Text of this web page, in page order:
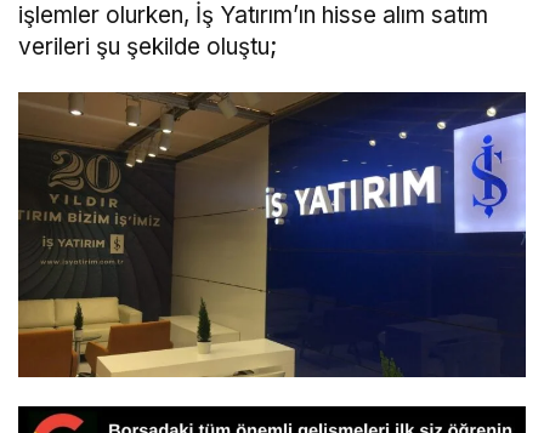
işlemler olurken, İş Yatırım’ın hisse alım satım
verileri şu şekilde oluştu;